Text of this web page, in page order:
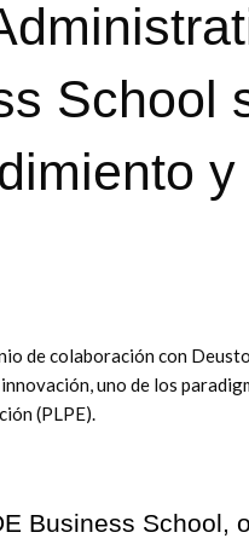
School
y
de colaboración con
uno de los
(PLPE).
Business School,